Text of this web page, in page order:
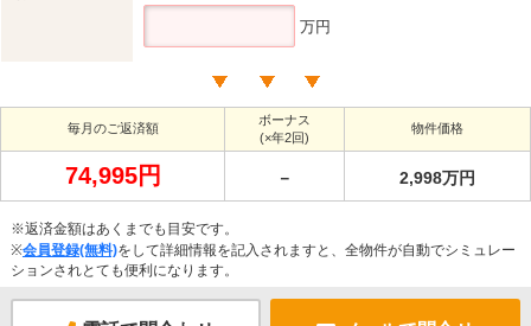
万円
毎月のご返済額
ボーナス
(×年2回)
物件価格
74,995円 － 2,998万円
※返済金額はあくまでも目安です。
※会員登録(無料)をして詳細情報を記入されますと、全物件が自動でシミュレー
ションされとても便利になります。